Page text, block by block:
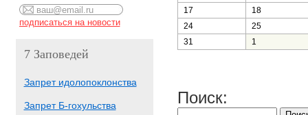
7 Заповедей
Запрет идолопоклонства
Запрет Б-гохульства
17
18
24
25
31
1
Поиск: